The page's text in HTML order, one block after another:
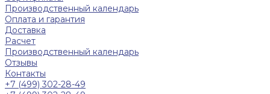
Производственный календарь
Оплата и гарантия
Доставка
Расчет
Производственный календарь
Отзывы
Контакты
+7 (499) 302-28-49